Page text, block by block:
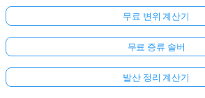
무료 변위 계산기
무료 증류 솔버
발산 정리 계산기